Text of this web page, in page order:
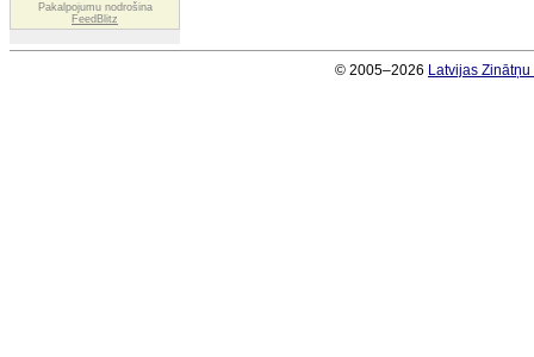
Pakalpojumu nodrošina
FeedBlitz
© 2005–2026 Latvijas